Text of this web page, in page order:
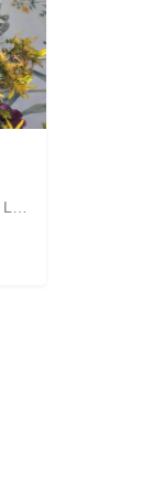
Samstag, den 20. Juni 2026 Wildkräuter-Seminar Liebe Leute, am Samstag, den 20.06.2026 widmen wir uns ganz…